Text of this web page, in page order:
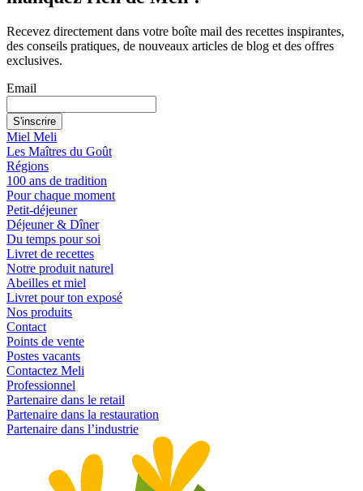
Recevez directement dans votre boîte mail des recettes inspirantes,
des conseils pratiques, de nouveaux articles de blog et des offres
exclusives.
Email
Miel Meli
Les Maîtres du Goût
Régions
100 ans de tradition
Pour chaque moment
Petit-déjeuner
Déjeuner & Dîner
Du temps pour soi
Livret de recettes
Notre produit naturel
Abeilles et miel
Livret pour ton exposé
Nos produits
Contact
Points de vente
Postes vacants
Contactez Meli
Professionnel
Partenaire dans le retail
Partenaire dans la restauration
Partenaire dans l’industrie